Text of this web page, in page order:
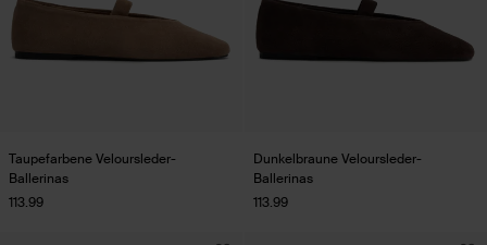
Taupefarbene Veloursleder-
Ballerinas
113.99
Dunkelbraune Veloursleder-
Ballerinas
113.99